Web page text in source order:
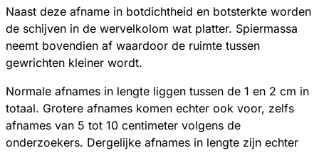
Naast deze afname in botdichtheid en botsterkte worden
de schijven in de wervelkolom wat platter. Spiermassa
neemt bovendien af waardoor de ruimte tussen
gewrichten kleiner wordt.
Normale afnames in lengte liggen tussen de 1 en 2 cm in
totaal. Grotere afnames komen echter ook voor, zelfs
afnames van 5 tot 10 centimeter volgens de
onderzoekers. Dergelijke afnames in lengte zijn echter